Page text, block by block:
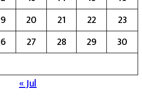
20 21 22
23
27 28 29
30
« Jul